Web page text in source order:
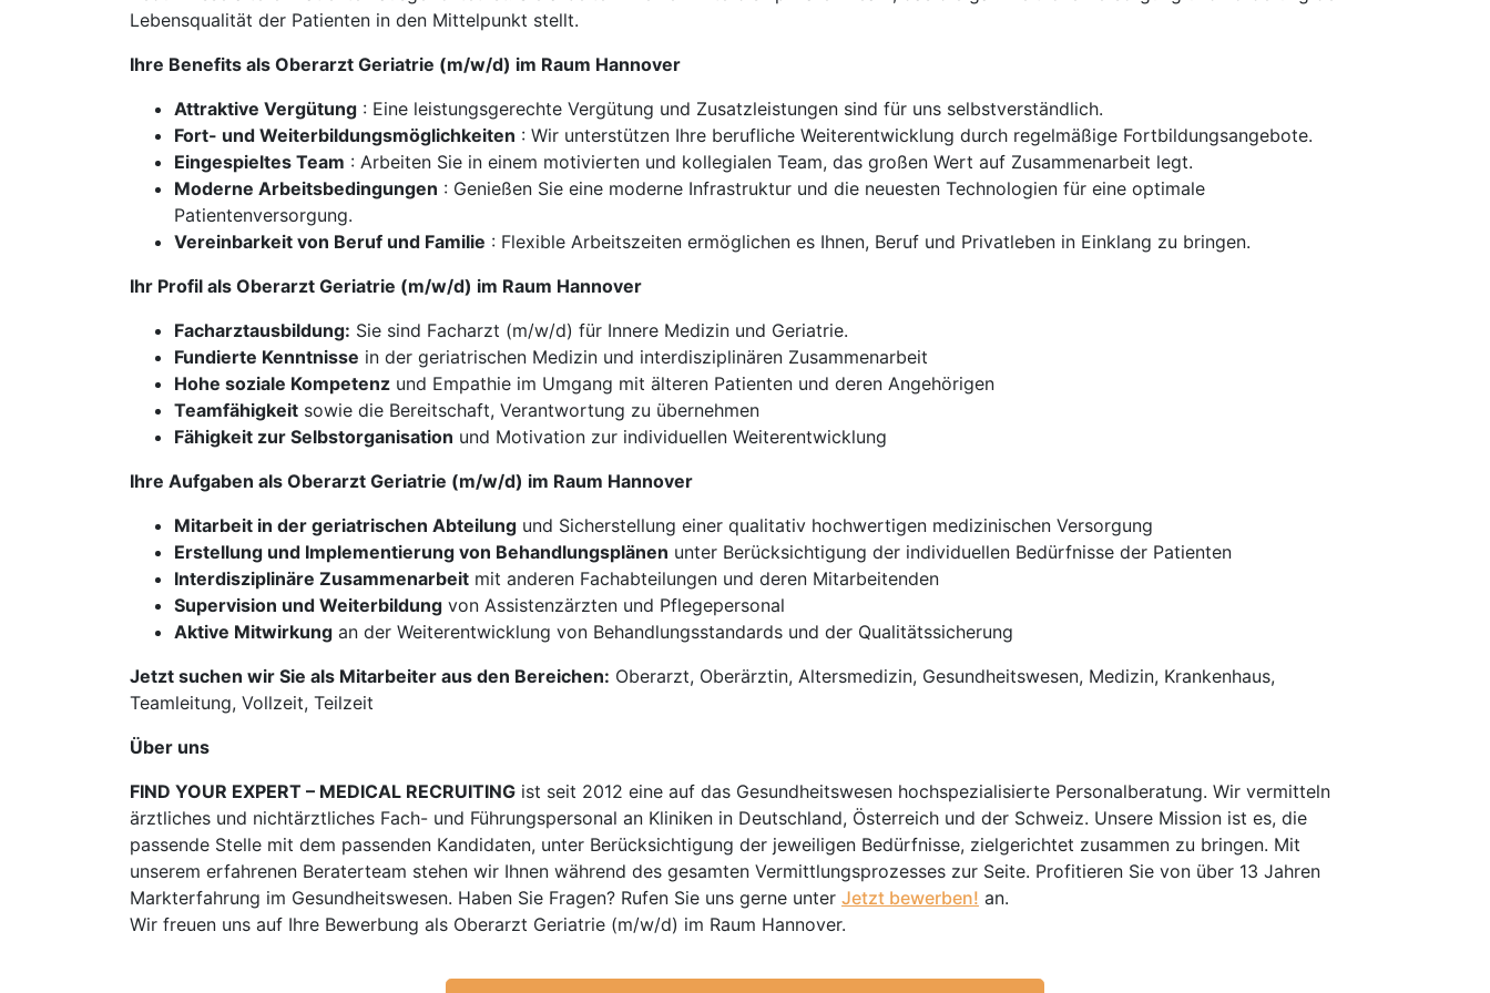
Lebensqualität der Patienten in den Mittelpunkt stellt.
Ihre Benefits als Oberarzt Geriatrie (m/w/d) im Raum Hannover
Attraktive Vergütung : Eine leistungsgerechte Vergütung und Zusatzleistungen sind für uns selbstverständlich.
Fort- und Weiterbildungsmöglichkeiten : Wir unterstützen Ihre berufliche Weiterentwicklung durch regelmäßige Fortbildungsangebote.
Eingespieltes Team : Arbeiten Sie in einem motivierten und kollegialen Team, das großen Wert auf Zusammenarbeit legt.
Moderne Arbeitsbedingungen : Genießen Sie eine moderne Infrastruktur und die neuesten Technologien für eine optimale
Patientenversorgung.
Vereinbarkeit von Beruf und Familie : Flexible Arbeitszeiten ermöglichen es Ihnen, Beruf und Privatleben in Einklang zu bringen.
Ihr Profil als Oberarzt Geriatrie (m/w/d) im Raum Hannover
Facharztausbildung: Sie sind Facharzt (m/w/d) für Innere Medizin und Geriatrie.
Fundierte Kenntnisse in der geriatrischen Medizin und interdisziplinären Zusammenarbeit
Hohe soziale Kompetenz und Empathie im Umgang mit älteren Patienten und deren Angehörigen
Teamfähigkeit sowie die Bereitschaft, Verantwortung zu übernehmen
Fähigkeit zur Selbstorganisation und Motivation zur individuellen Weiterentwicklung
Ihre Aufgaben als Oberarzt Geriatrie (m/w/d) im Raum Hannover
Mitarbeit in der geriatrischen Abteilung und Sicherstellung einer qualitativ hochwertigen medizinischen Versorgung
Erstellung und Implementierung von Behandlungsplänen unter Berücksichtigung der individuellen Bedürfnisse der Patienten
Interdisziplinäre Zusammenarbeit mit anderen Fachabteilungen und deren Mitarbeitenden
Supervision und Weiterbildung von Assistenzärzten und Pflegepersonal
Aktive Mitwirkung an der Weiterentwicklung von Behandlungsstandards und der Qualitätssicherung
Jetzt suchen wir Sie als Mitarbeiter aus den Bereichen: Oberarzt, Oberärztin, Altersmedizin, Gesundheitswesen, Medizin, Krankenhaus,
Teamleitung, Vollzeit, Teilzeit
Über uns
FIND YOUR EXPERT – MEDICAL RECRUITING ist seit 2012 eine auf das Gesundheitswesen hochspezialisierte Personalberatung. Wir vermitteln
ärztliches und nichtärztliches Fach- und Führungspersonal an Kliniken in Deutschland, Österreich und der Schweiz. Unsere Mission ist es, die
passende Stelle mit dem passenden Kandidaten, unter Berücksichtigung der jeweiligen Bedürfnisse, zielgerichtet zusammen zu bringen. Mit
unserem erfahrenen Beraterteam stehen wir Ihnen während des gesamten Vermittlungsprozesses zur Seite. Profitieren Sie von über 13 Jahren
Markterfahrung im Gesundheitswesen. Haben Sie Fragen? Rufen Sie uns gerne unter Jetzt bewerben! an.
Wir freuen uns auf Ihre Bewerbung als Oberarzt Geriatrie (m/w/d) im Raum Hannover.